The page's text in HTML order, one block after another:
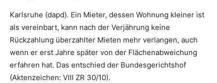
Karlsruhe (dapd). Ein Mieter, dessen Wohnung kleiner ist
als vereinbart, kann nach der Verjährung keine
Rückzahlung überzahlter Mieten mehr verlangen, auch
wenn er erst Jahre später von der Flächenabweichung
erfahren hat. Das entschied der Bundesgerichtshof
(Aktenzeichen: VIII ZR 30/10).